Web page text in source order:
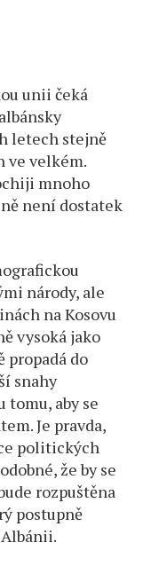
unii čeká
letech stejně
ve velkém.
mnoho
není dostatek
národy, ale
na Kosovu
vysoká jako
propadá do
snahy
aby se
Je pravda,
politických
že by se
rozpuštěna
postupně